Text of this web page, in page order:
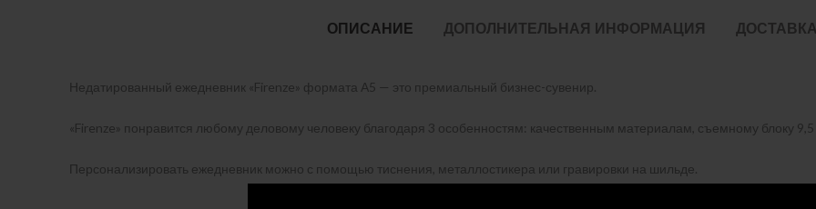
ОПИСАНИЕ ДОПОЛНИТЕЛЬНАЯ ИНФОРМАЦИЯ
Недатированный ежедневник «Firenze» формата А5 — это премиальный бизнес-сувенир.
«Firenze» понравится любому деловому человеку благодаря 3 особенностям: качественным материалам, съемному блоку
Персонализировать ежедневник можно с помощью тиснения, металлостикера или гравировки на шильде.